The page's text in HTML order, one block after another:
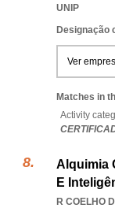
UNIP
Designação
Ver
Matches in
Activity
Alquimia
E
R COELHO